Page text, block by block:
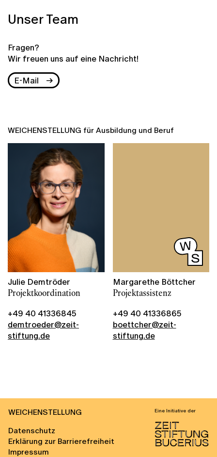
Unser Team
Fragen?
Wir freuen uns auf eine Nachricht!
E-Mail
WEICHENSTELLUNG für Ausbildung und Beruf
Julie Demtröder
Projektkoordination
+49 40 41336845
demtroeder@zeit-
stiftung.de
Margarethe Böttcher
Projektassistenz
+49 40 41336865
boettcher@zeit-
stiftung.de
WEICHENSTELLUNG Eine Initiative der
Datenschutz
Erklärung zur Barrierefreiheit
Impressum